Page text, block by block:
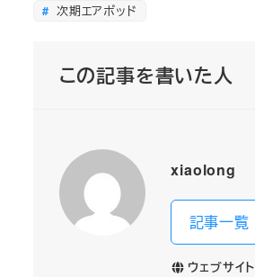
次期エアポッド
この記事を書いた人
xiaolong
記事一覧
ウェブサイト